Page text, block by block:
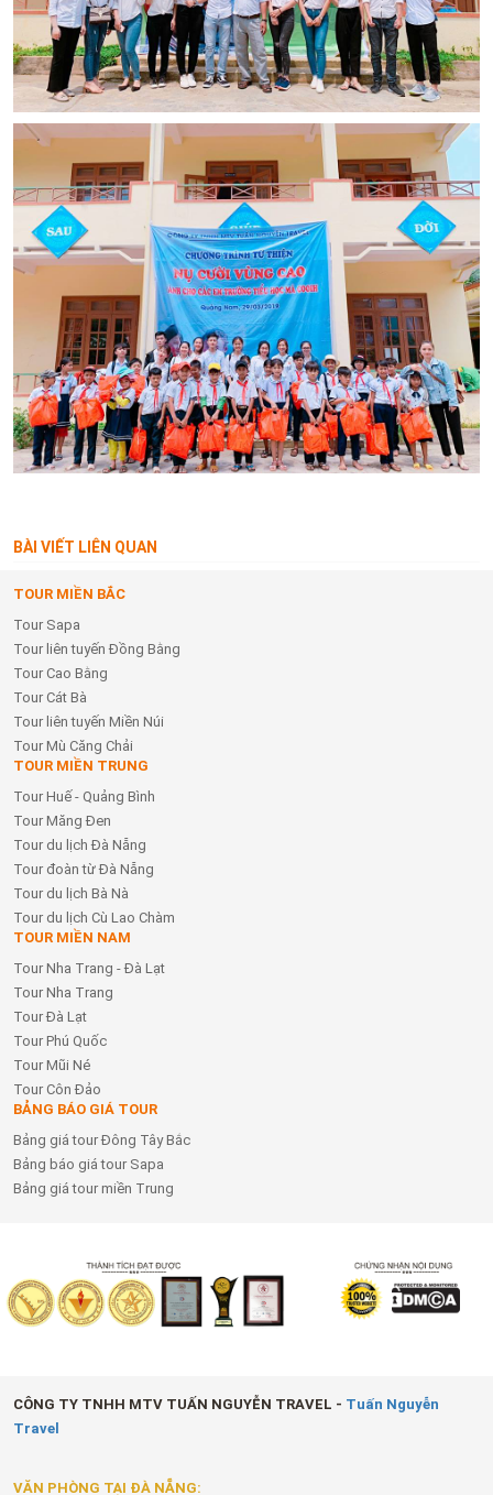
BÀI VIẾT LIÊN QUAN
TOUR MIỀN BẮC
Tour Sapa
Tour liên tuyến Đồng Bằng
Tour Cao Bằng
Tour Cát Bà
Tour liên tuyến Miền Núi
Tour Mù Căng Chải
TOUR MIỀN TRUNG
Tour Huế - Quảng Bình
Tour Măng Đen
Tour du lịch Đà Nẵng
Tour đoàn từ Đà Nẵng
Tour du lịch Bà Nà
Tour du lịch Cù Lao Chàm
TOUR MIỀN NAM
Tour Nha Trang - Đà Lạt
Tour Nha Trang
Tour Đà Lạt
Tour Phú Quốc
Tour Mũi Né
Tour Côn Đảo
BẢNG BÁO GIÁ TOUR
Bảng giá tour Đông Tây Bắc
Bảng báo giá tour Sapa
Bảng giá tour miền Trung
CÔNG TY TNHH MTV TUẤN NGUYỄN TRAVEL - Tuấn Nguyễn
Travel
VĂN PHÒNG TẠI ĐÀ NẴNG: